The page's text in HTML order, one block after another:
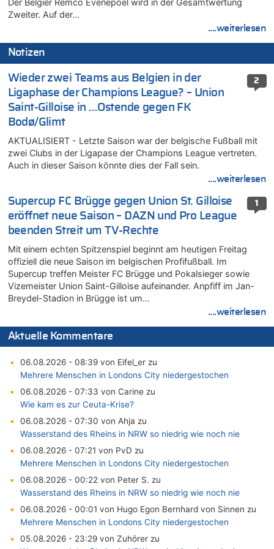
Zweiter. Auf der…
....weiterlesen
Notizen
2
Wieder zwei Teams aus Belgien in der
Ligaphase der Champions League? – Union
Saint-Gilloise in …Ostende gegen FK
Bodø/Glimt
AKTUALISIERT - Letzte Saison war der belgische Fußball mit
zwei Clubs in der Ligapase der Champions League vertreten.
Auch in dieser Saison könnte dies der Fall sein.
....weiterlesen
1
Supercup FC Brügge gegen Union St. Gilloise
eröffnet neue Saison – DAZN und Pro League
beenden Streit um TV-Rechte
Mit einem echten Spitzenspiel beginnt am heutigen Freitag
offiziell die neue Saison im belgischen Profifußball. Im
Supercup treffen Meister FC Brügge und Pokalsieger sowie
Vizemeister Union Saint-Gilloise aufeinander. Anpfiff im Jan-
Breydel-Stadion in Brügge ist um…
....weiterlesen
Aktuelle Kommentare
06.08.2026 - 08:39 von Eifel_er zu
Mehrere Menschen in Londons City niedergestochen
06.08.2026 - 07:33 von Carine zu
Wie kam es zur Ceuta-Krise?
06.08.2026 - 07:30 von Ahja zu
Wasserstand des Rheins in NRW so niedrig wie noch nie
06.08.2026 - 07:21 von PvD zu
Mehrere Menschen in Londons City niedergestochen
06.08.2026 - 00:22 von Peter S. zu
Wasserstand des Rheins in NRW so niedrig wie noch nie
06.08.2026 - 00:01 von Hugo Egon Bernhard von Sinnen zu
Mehrere Menschen in Londons City niedergestochen
05.08.2026 - 23:29 von Zuhörer zu